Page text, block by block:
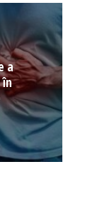
a
în